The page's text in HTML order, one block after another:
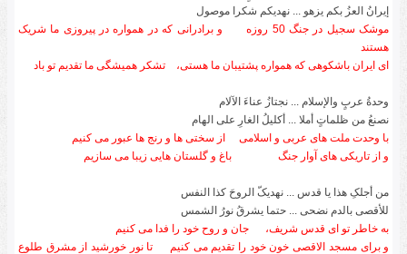
إیرانُ العزُ بکم یزهو ... نهدیکم شکرا موصول
موشک سجیل در جنگ 50 روزه
و برادرانی که در همواره در پیروزی ما شریک
هستند
ای ایران باشکوهی که همواره پشتیبان ما هستی،
تشکر همیشگی ما تقدیم تو باد
وحدةُ عربٍ والإسلام ... نجتازُ عناءَ الآلام
نصنعُ من ظلماتٍ أملا ... أکلیلُ الغارِ على الهام
با وحدت ملت های عربی و اسلامی
از سختی ها و رنج ها عبور می کنیم
و از تاریکی های آوار جنگ
باغ و گلستان هایی زیبا می سازیم
من أجلکِ هذا یا قدس ... نهدیکّ الروحَ کذا النفس
للأقصى بالدم نضحی ... حتما یشرقُ نورُ الشمس
به خاطر تو ای قدس شریف،
جان و روح خود را فدا می کنیم
و برای مسجد الاقصی خون خود را تقدیم می کنیم تا نور خورشید از مشرق طلوع